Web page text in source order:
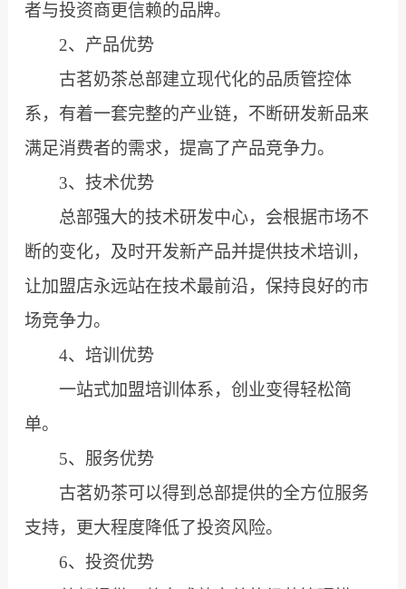
者与投资商更信赖的品牌。
2、产品优势
古茗奶茶总部建立现代化的品质管控体
系，有着一套完整的产业链，不断研发新品来
满足消费者的需求，提高了产品竞争力。
3、技术优势
总部强大的技术研发中心，会根据市场不
断的变化，及时开发新产品并提供技术培训，
让加盟店永远站在技术最前沿，保持良好的市
场竞争力。
4、培训优势
一站式加盟培训体系，创业变得轻松简
单。
5、服务优势
古茗奶茶可以得到总部提供的全方位服务
支持，更大程度降低了投资风险。
6、投资优势